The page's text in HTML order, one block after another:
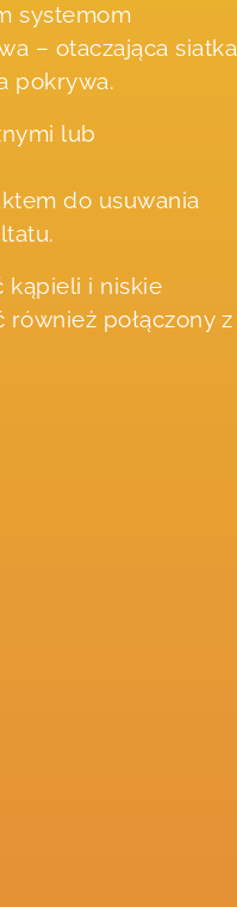
systemom
– otaczająca siatka
pokrywa.
lub
do usuwania
kąpieli i niskie
połączony z